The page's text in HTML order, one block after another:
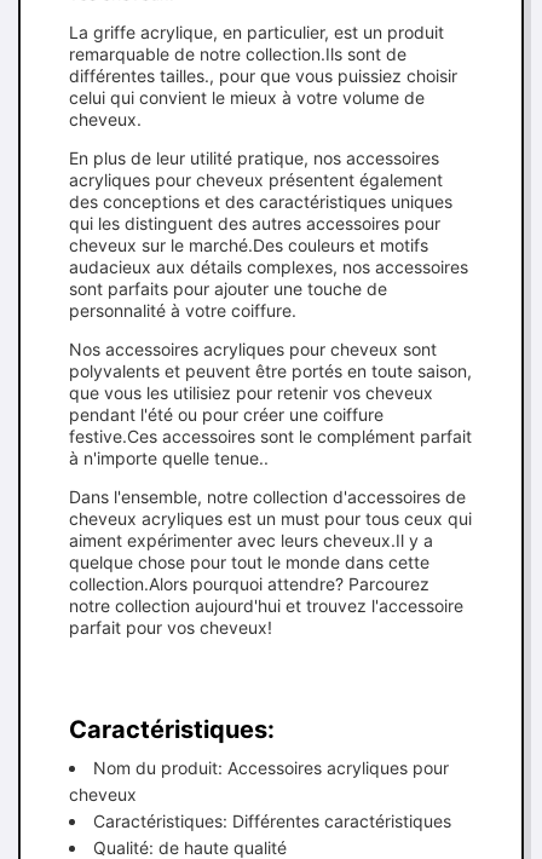
La griffe acrylique, en particulier, est un produit
remarquable de notre collection.Ils sont de
différentes tailles., pour que vous puissiez choisir
celui qui convient le mieux à votre volume de
cheveux.
En plus de leur utilité pratique, nos accessoires
acryliques pour cheveux présentent également
des conceptions et des caractéristiques uniques
qui les distinguent des autres accessoires pour
cheveux sur le marché.Des couleurs et motifs
audacieux aux détails complexes, nos accessoires
sont parfaits pour ajouter une touche de
personnalité à votre coiffure.
Nos accessoires acryliques pour cheveux sont
polyvalents et peuvent être portés en toute saison,
que vous les utilisiez pour retenir vos cheveux
pendant l'été ou pour créer une coiffure
festive.Ces accessoires sont le complément parfait
à n'importe quelle tenue..
Dans l'ensemble, notre collection d'accessoires de
cheveux acryliques est un must pour tous ceux qui
aiment expérimenter avec leurs cheveux.Il y a
quelque chose pour tout le monde dans cette
collection.Alors pourquoi attendre? Parcourez
notre collection aujourd'hui et trouvez l'accessoire
parfait pour vos cheveux!
Caractéristiques:
Nom du produit: Accessoires acryliques pour
cheveux
Caractéristiques: Différentes caractéristiques
Qualité: de haute qualité